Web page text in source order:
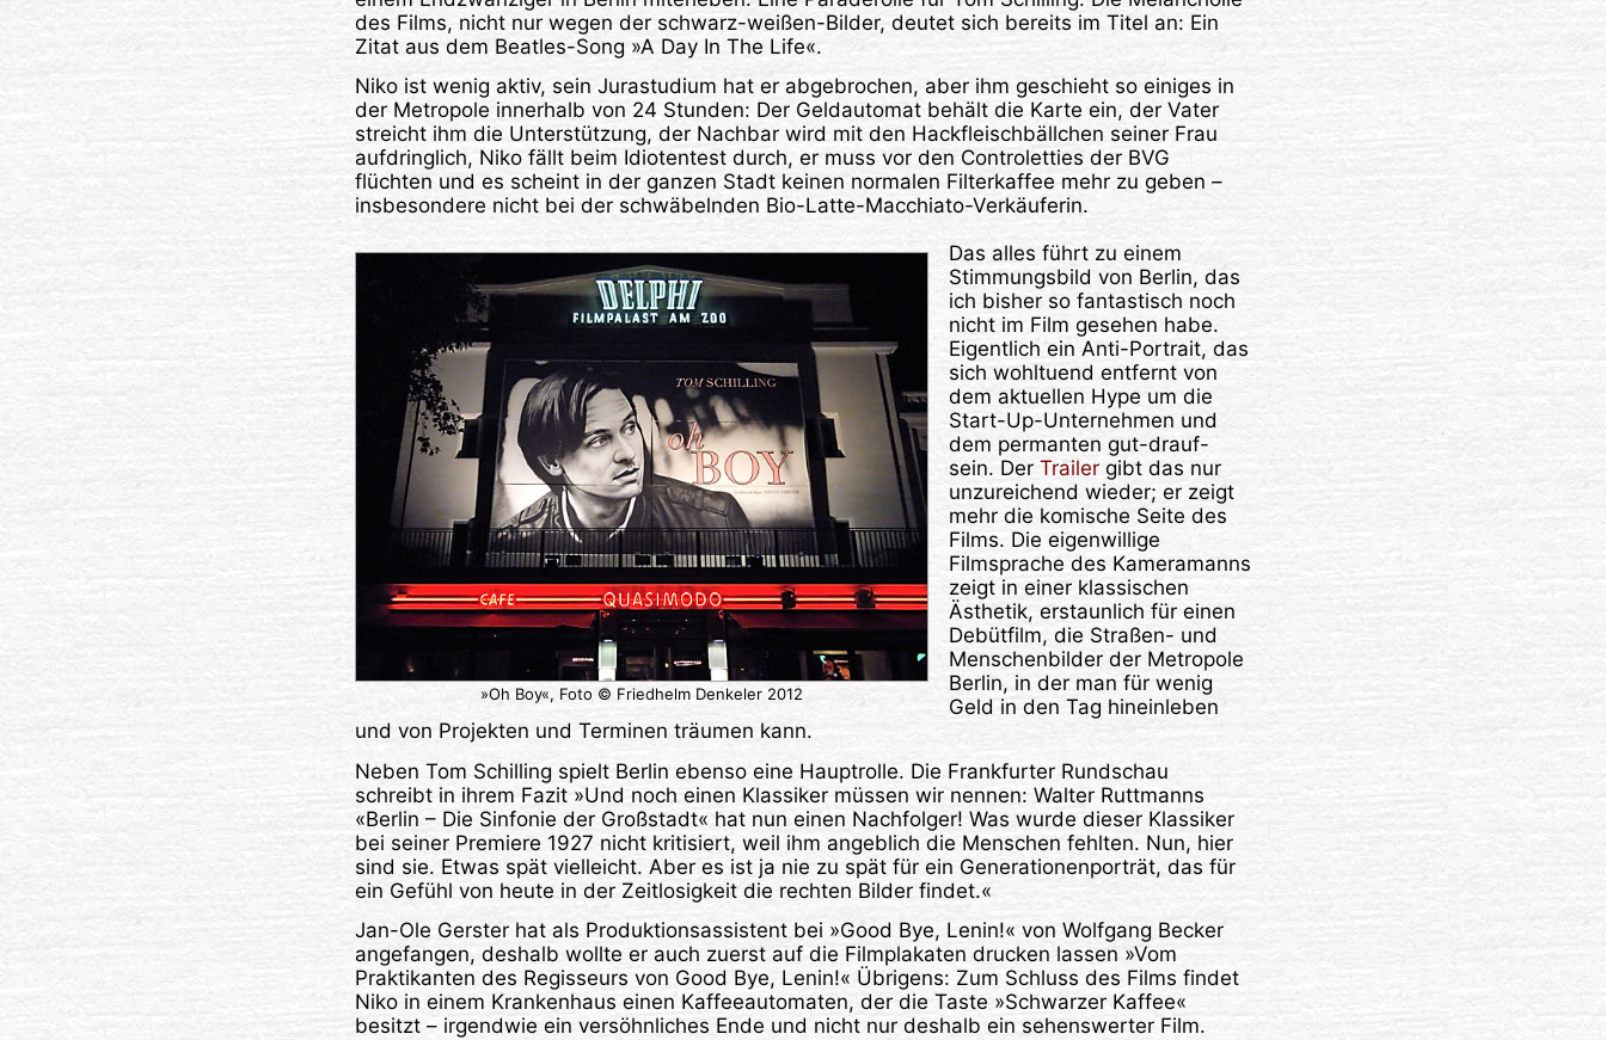
des Films, nicht nur wegen der schwarz-weißen-Bilder, deutet sich bereits im Titel an: Ein
Zitat aus dem Beatles-Song »A Day In The Life«.
Niko ist wenig aktiv, sein Jurastudium hat er abgebrochen, aber ihm geschieht so einiges in
der Metropole innerhalb von 24 Stunden: Der Geldautomat behält die Karte ein, der Vater
streicht ihm die Unterstützung, der Nachbar wird mit den Hackfleischbällchen seiner Frau
aufdringlich, Niko fällt beim Idiotentest durch, er muss vor den Controletties der BVG
flüchten und es scheint in der ganzen Stadt keinen normalen Filterkaffee mehr zu geben –
insbesondere nicht bei der schwäbelnden Bio-Latte-Macchiato-Verkäuferin.
»Oh Boy«, Foto © Friedhelm Denkeler 2012
Das alles führt zu einem
Stimmungsbild von Berlin, das
ich bisher so fantastisch noch
nicht im Film gesehen habe.
Eigentlich ein Anti-Portrait, das
sich wohltuend entfernt von
dem aktuellen Hype um die
Start-Up-Unternehmen und
dem permanten gut-drauf-
sein. Der Trailer gibt das nur
unzureichend wieder; er zeigt
mehr die komische Seite des
Films. Die eigenwillige
Filmsprache des Kameramanns
zeigt in einer klassischen
Ästhetik, erstaunlich für einen
Debütfilm, die Straßen- und
Menschenbilder der Metropole
Berlin, in der man für wenig
Geld in den Tag hineinleben
und von Projekten und Terminen träumen kann.
Neben Tom Schilling spielt Berlin ebenso eine Hauptrolle. Die Frankfurter Rundschau
schreibt in ihrem Fazit »Und noch einen Klassiker müssen wir nennen: Walter Ruttmanns
«Berlin – Die Sinfonie der Großstadt« hat nun einen Nachfolger! Was wurde dieser Klassiker
bei seiner Premiere 1927 nicht kritisiert, weil ihm angeblich die Menschen fehlten. Nun, hier
sind sie. Etwas spät vielleicht. Aber es ist ja nie zu spät für ein Generationenporträt, das für
ein Gefühl von heute in der Zeitlosigkeit die rechten Bilder findet.«
Jan-Ole Gerster hat als Produktionsassistent bei »Good Bye, Lenin!« von Wolfgang Becker
angefangen, deshalb wollte er auch zuerst auf die Filmplakaten drucken lassen »Vom
Praktikanten des Regisseurs von Good Bye, Lenin!« Übrigens: Zum Schluss des Films findet
Niko in einem Krankenhaus einen Kaffeeautomaten, der die Taste »Schwarzer Kaffee«
besitzt – irgendwie ein versöhnliches Ende und nicht nur deshalb ein sehenswerter Film.